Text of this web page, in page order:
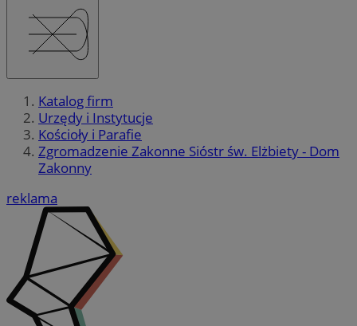
Katalog firm
Urzędy i Instytucje
Kościoły i Parafie
Zgromadzenie Zakonne Sióstr św. Elżbiety - Dom
Zakonny
reklama